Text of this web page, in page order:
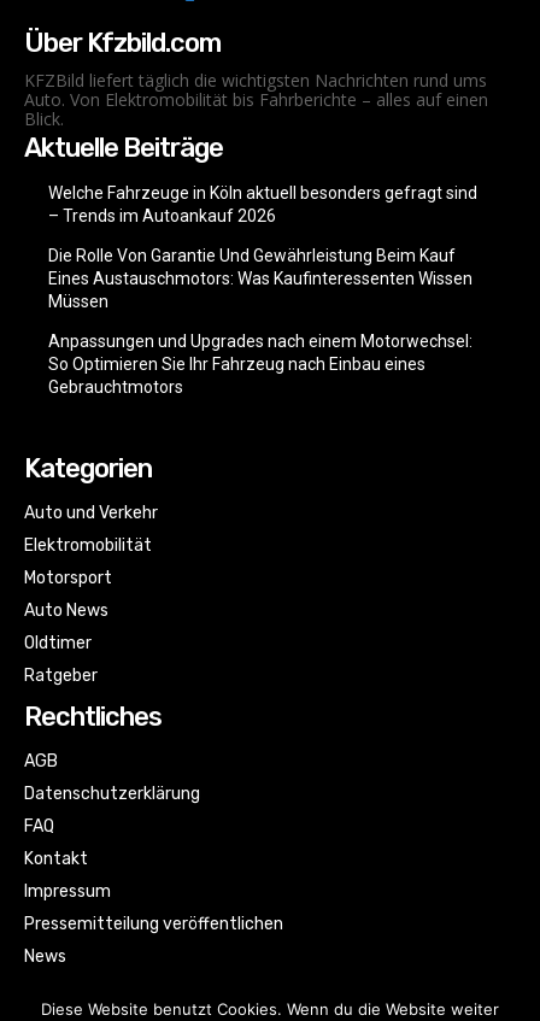
Über Kfzbild.com
KFZBild liefert täglich die wichtigsten Nachrichten rund ums
Auto. Von Elektromobilität bis Fahrberichte – alles auf einen
Blick.
Aktuelle Beiträge
Welche Fahrzeuge in Köln aktuell besonders gefragt sind
– Trends im Autoankauf 2026
Die Rolle Von Garantie Und Gewährleistung Beim Kauf
Eines Austauschmotors: Was Kaufinteressenten Wissen
Müssen
Anpassungen und Upgrades nach einem Motorwechsel:
So Optimieren Sie Ihr Fahrzeug nach Einbau eines
Gebrauchtmotors
Kategorien
Auto und Verkehr
Elektromobilität
Motorsport
Auto News
Oldtimer
Ratgeber
Rechtliches
AGB
Datenschutzerklärung
FAQ
Kontakt
Impressum
Pressemitteilung veröffentlichen
News
Diese Website benutzt Cookies. Wenn du die Website weiter